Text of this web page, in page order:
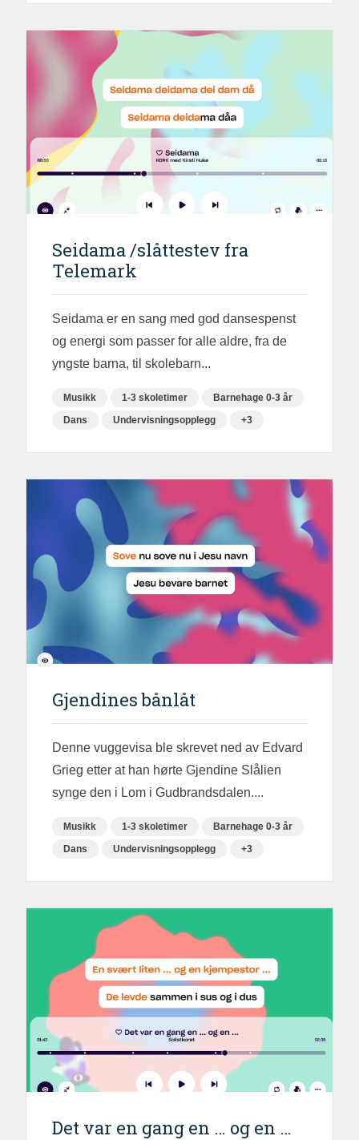
Seidama /slåttestev fra
Telemark
Seidama er en sang med god dansespenst
og energi som passer for alle aldre, fra de
yngste barna, til skolebarn...
Musikk 1-3 skoletimer
Barnehage 0-3 år
Dans
Undervisningsopplegg +3
Gjendines bånlåt
Denne vuggevisa ble skrevet ned av Edvard
Grieg etter at han hørte Gjendine Slålien
synge den i Lom i Gudbrandsdalen....
Musikk 1-3 skoletimer
Barnehage 0-3 år
Dans
Undervisningsopplegg +3
Det var en gang en … og en …